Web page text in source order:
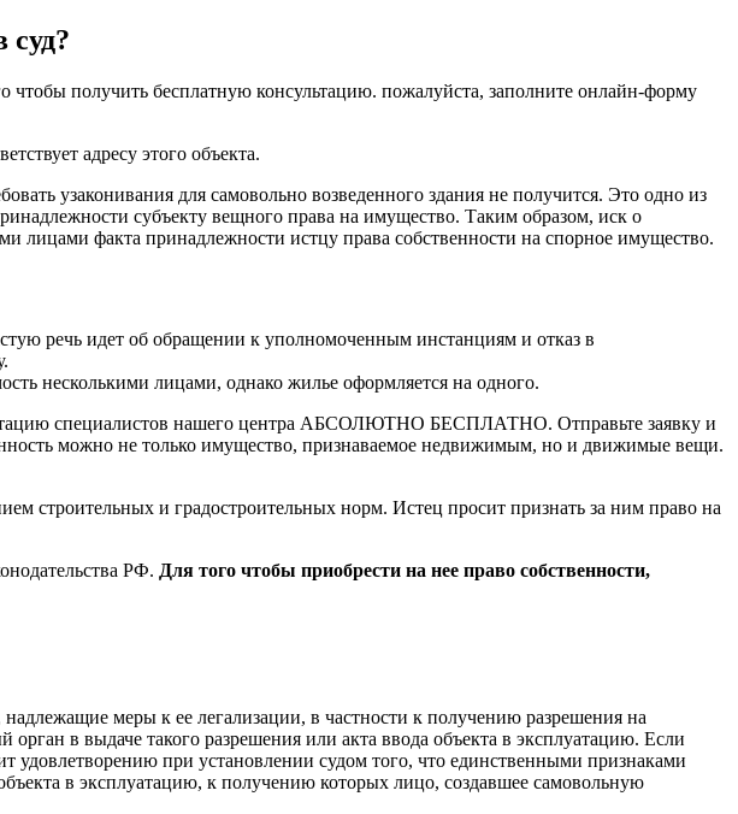
суд?
получить бесплатную консультацию. пожалуйста, заполните онлайн-форму
адресу этого объекта.
узаконивания для самовольно возведенного здания не получится. Это одно из
субъекту вещного права на имущество. Таким образом, иск о
лицами факта принадлежности истцу права собственности на спорное имущество.
речь идет об обращении к уполномоченным инстанциям и отказ в
несколькими лицами, однако жилье оформляется на одного.
специалистов нашего центра АБСОЛЮТНО БЕСПЛАТНО. Отправьте заявку и
можно не только имущество, признаваемое недвижимым, но и движимые вещи.
строительных и градостроительных норм. Истец просит признать за ним право на
РФ. Для того чтобы приобрести на нее право собственности,
меры к ее легализации, в частности к получению разрешения на
в выдаче такого разрешения или акта ввода объекта в эксплуатацию. Если
удовлетворению при установлении судом того, что единственными признаками
в эксплуатацию, к получению которых лицо, создавшее самовольную